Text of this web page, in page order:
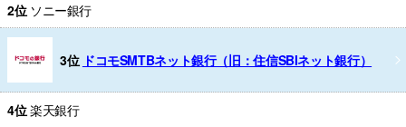
2位 ソニー銀行
3位 ドコモSMTBネット銀行（旧：住信SBIネット銀行）
4位楽天銀行